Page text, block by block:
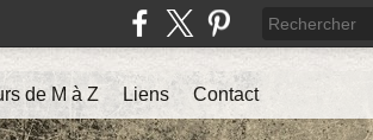
de M à Z Liens Contact